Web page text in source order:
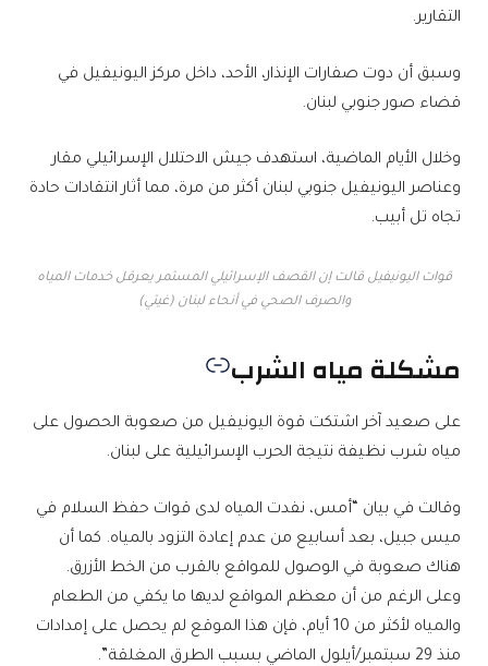
التقارير.
وسبق أن دوت صفارات الإنذار، الأحد، داخل مركز اليونيفيل في
قضاء صور جنوبي لبنان.
وخلال الأيام الماضية، استهدف جيش الاحتلال الإسرائيلي مقار
وعناصر اليونيفيل جنوبي لبنان أكثر من مرة، مما أثار انتقادات حادة
تجاه تل أبيب.
قوات اليونيفيل قالت إن القصف الإسرائيلي المستمر يعرقل خدمات المياه
والصرف الصحي في أنحاء لبنان (غيتي)
مشكلة مياه الشرب
على صعيد آخر اشتكت قوة اليونيفيل من صعوبة الحصول على
مياه شرب نظيفة نتيجة الحرب الإسرائيلية على لبنان.
وقالت في بيان “أمس، نفدت المياه لدى قوات حفظ السلام في
ميس جبيل، بعد أسابيع من عدم إعادة التزود بالمياه. كما أن
هناك صعوبة في الوصول للمواقع بالقرب من الخط الأزرق.
وعلى الرغم من أن معظم المواقع لديها ما يكفي من الطعام
والمياه لأكثر من 10 أيام، فإن هذا الموقع لم يحصل على إمدادات
منذ 29 سبتمبر/أيلول الماضي بسبب الطرق المغلقة”.